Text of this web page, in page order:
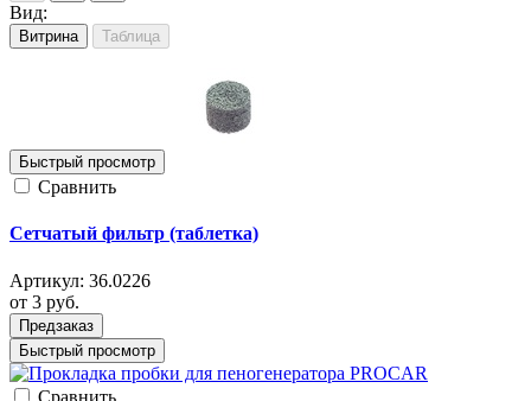
Вид:
Витрина Таблица
Быстрый просмотр
Cравнить
Сетчатый фильтр (таблетка)
Артикул: 36.0226
от 3 руб.
Предзаказ
Быстрый просмотр
Cравнить